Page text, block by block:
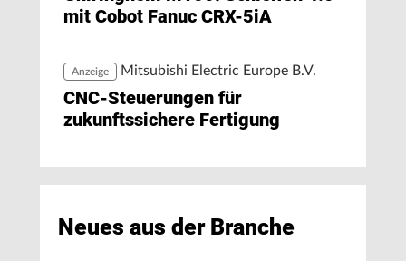
mit Cobot Fanuc CRX-5iA
Anzeige Mitsubishi Electric Europe B.V.
CNC-Steuerungen für
zukunftssichere Fertigung
Neues aus der Branche